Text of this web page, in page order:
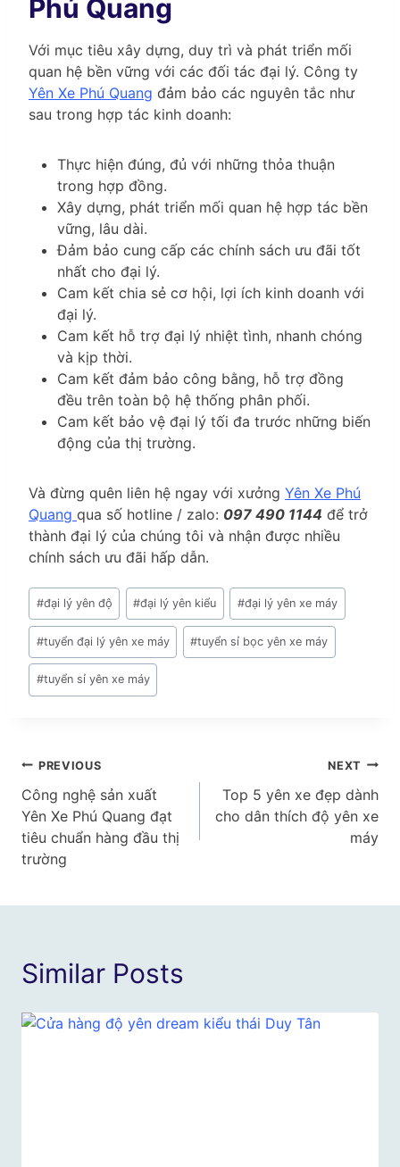
Phú Quang
Với mục tiêu xây dựng, duy trì và phát triển mối
quan hệ bền vững với các đối tác đại lý. Công ty
Yên Xe Phú Quang đảm bảo các nguyên tắc như
sau trong hợp tác kinh doanh:
Thực hiện đúng, đủ với những thỏa thuận
trong hợp đồng.
Xây dựng, phát triển mối quan hệ hợp tác bền
vững, lâu dài.
Đảm bảo cung cấp các chính sách ưu đãi tốt
nhất cho đại lý.
Cam kết chia sẻ cơ hội, lợi ích kinh doanh với
đại lý.
Cam kết hỗ trợ đại lý nhiệt tình, nhanh chóng
và kịp thời.
Cam kết đảm bảo công bằng, hỗ trợ đồng
đều trên toàn bộ hệ thống phân phối.
Cam kết bảo vệ đại lý tối đa trước những biến
động của thị trường.
Và đừng quên liên hệ ngay với xưởng Yên Xe Phú
Quang qua số hotline / zalo: 097 490 1144 để trở
thành đại lý của chúng tôi và nhận được nhiều
chính sách ưu đãi hấp dẫn.
Post
Tags:
#đại lý yên độ #đại lý yên kiểu #đại lý yên xe máy
#tuyển đại lý yên xe máy #tuyển sỉ bọc yên xe máy
#tuyển sỉ yên xe máy
Điều
hướng
bài
viết
PREVIOUS
Công nghệ sản xuất
Yên Xe Phú Quang đạt
tiêu chuẩn hàng đầu thị
trường
NEXT
Top 5 yên xe đẹp dành
cho dân thích độ yên xe
máy
Similar Posts